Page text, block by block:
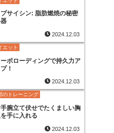
サイシン: 脂肪燃焼の秘密
2024.12.03
エット
ボローディングで持久力ア
！
2024.12.03
のトレーニング
手腕立て伏せでたくましい胸
手に入れる
2024.12.03